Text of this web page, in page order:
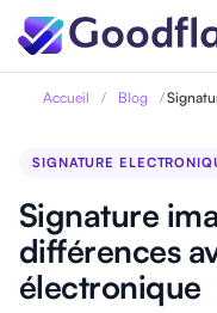
Accueil / Blog /
SIGNATURE
Signature
différences
électronique